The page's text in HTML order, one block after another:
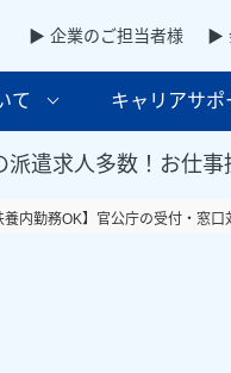
▶ 企業のご担当者様 ▶
て キャリアサポ
派遣求人多数！お仕
養内勤務OK】官公庁の受付・窓口